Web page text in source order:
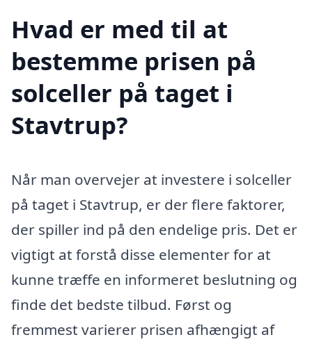
Hvad er med til at
bestemme prisen på
solceller på taget i
Stavtrup?
Når man overvejer at investere i solceller
på taget i Stavtrup, er der flere faktorer,
der spiller ind på den endelige pris. Det er
vigtigt at forstå disse elementer for at
kunne træffe en informeret beslutning og
finde det bedste tilbud. Først og
fremmest varierer prisen afhængigt af